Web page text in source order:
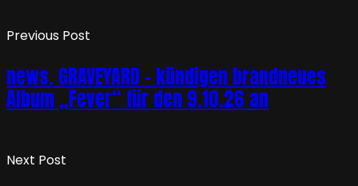
Previous Post
news. GRAVEYARD – kündigen brandneues
Album „Fever“ für den 9.10.26 an
Next Post